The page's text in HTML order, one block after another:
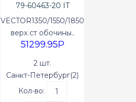
79-60463-20 IT
VECTOR1350/1550/1850
верх ст обочины..
51299.95P
2 шт.
Санкт-Петербург(2)
Кол-во: